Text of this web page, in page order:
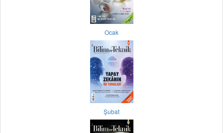
Ocak
Şubat